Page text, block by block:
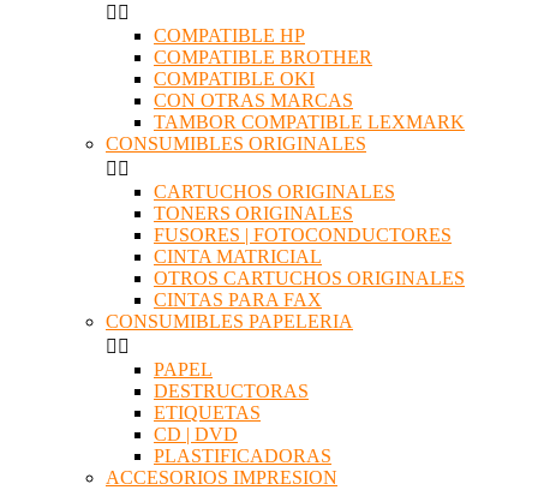
 
COMPATIBLE HP
COMPATIBLE BROTHER
COMPATIBLE OKI
CON OTRAS MARCAS
TAMBOR COMPATIBLE LEXMARK
CONSUMIBLES ORIGINALES
 
CARTUCHOS ORIGINALES
TONERS ORIGINALES
FUSORES | FOTOCONDUCTORES
CINTA MATRICIAL
OTROS CARTUCHOS ORIGINALES
CINTAS PARA FAX
CONSUMIBLES PAPELERIA
 
PAPEL
DESTRUCTORAS
ETIQUETAS
CD | DVD
PLASTIFICADORAS
ACCESORIOS IMPRESION